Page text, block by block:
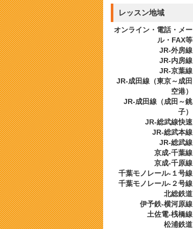
レッスン地域
オンライン・電話・メー
ル・FAX等
JR-外房線
JR-内房線
JR-京葉線
JR-成田線（東京～成田
空港）
JR-成田線（成田～銚
子）
JR-総武線快速
JR-総武本線
JR-総武線
京成-千葉線
京成-千原線
千葉モノレール-１号線
千葉モノレール-２号線
北総鉄道
伊予鉄-横河原線
土佐電-桟橋線
松浦鉄道